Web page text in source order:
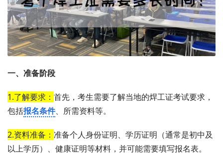
一、准备阶段
1.了解要求： 首先，考生需要了解当地的焊工证考试要求，
包括报名条件、所需资料等。
2.资料准备： 准备个人身份证明、学历证明（通常是初中及
以上学历）、健康证明等材料，并可能需要填写报名表。